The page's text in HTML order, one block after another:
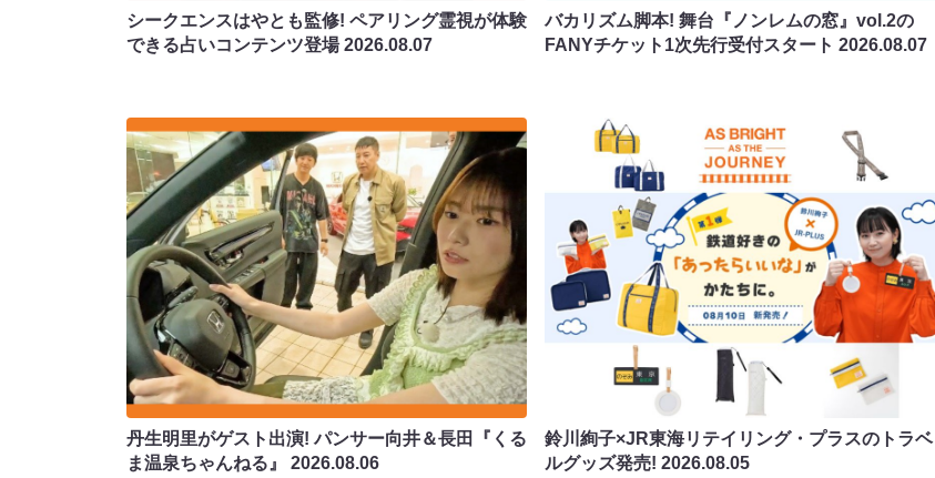
シークエンスはやとも監修! ペアリング霊視が体験
できる占いコンテンツ登場2026.08.07
バカリズム脚本! 舞台『ノンレムの窓』vol.2の
FANYチケット1次先行受付スタート2026.08.07
丹生明里がゲスト出演! パンサー向井＆長田『くる
ま温泉ちゃんねる』 2026.08.06
鈴川絢子×JR東海リテイリング・プラスのトラベ
ルグッズ発売!2026.08.05